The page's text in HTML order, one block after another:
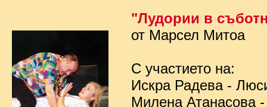
"Лудории в
от Марсел Митоа
С участието на:
Искра Радева -
Милена Атанасова